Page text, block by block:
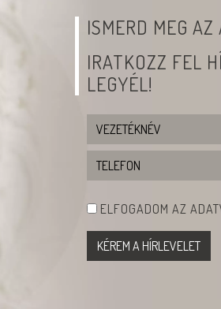
ISMERD MEG
IRATKOZZ FEL
LEGYÉL!
ELFOGADOM AZ